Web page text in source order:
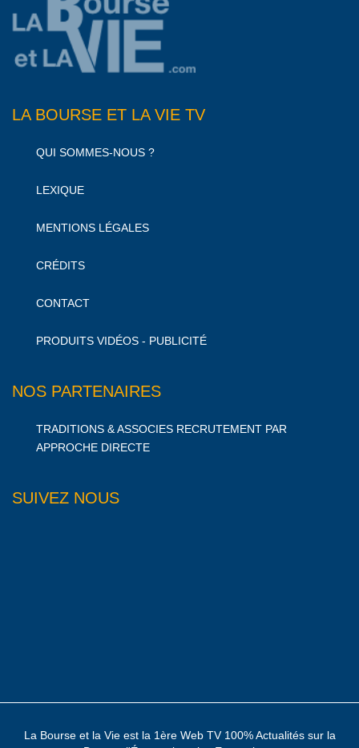
LA BOURSE ET LA VIE TV
QUI SOMMES-NOUS ?
LEXIQUE
MENTIONS LÉGALES
CRÉDITS
CONTACT
PRODUITS VIDÉOS - PUBLICITÉ
NOS PARTENAIRES
TRADITIONS & ASSOCIES RECRUTEMENT PAR
APPROCHE DIRECTE
SUIVEZ NOUS
La Bourse et la Vie est la 1ère Web TV 100% Actualités sur la